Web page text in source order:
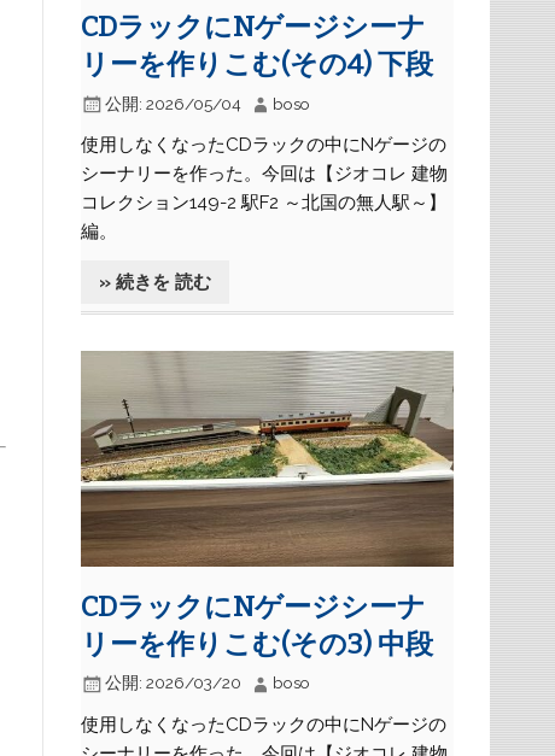
CDラックにNゲージシーナ
リーを作りこむ(その4) 下段
公開: 2026/05/04 boso
使用しなくなったCDラックの中にNゲージの
シーナリーを作った。今回は【ジオコレ 建物
コレクション149-2 駅F2 ～北国の無人駅～】
編。
» 続きを 読む
CDラックにNゲージシーナ
リーを作りこむ(その3) 中段
公開: 2026/03/20 boso
使用しなくなったCDラックの中にNゲージの